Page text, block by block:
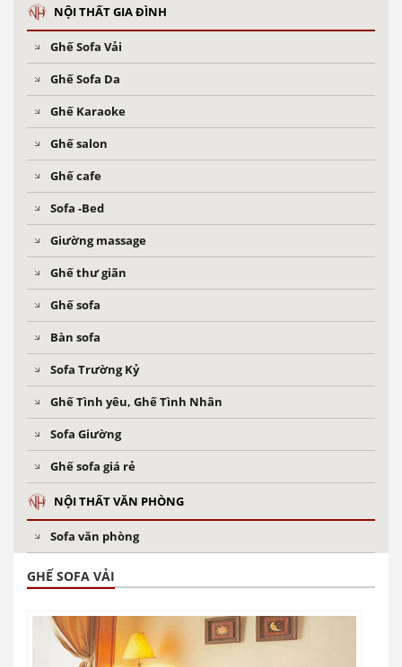
NỘI THẤT GIA ĐÌNH
Ghế Sofa Vải
Ghế Sofa Da
Ghế Karaoke
Ghế salon
Ghế cafe
Sofa -Bed
Giường massage
Ghế thư giãn
Ghế sofa
Bàn sofa
Sofa Trường Kỷ
Ghế Tình yêu, Ghế Tình Nhân
Sofa Giường
Ghế sofa giá rẻ
NỘI THẤT VĂN PHÒNG
Sofa văn phòng
GHẾ SOFA VẢI